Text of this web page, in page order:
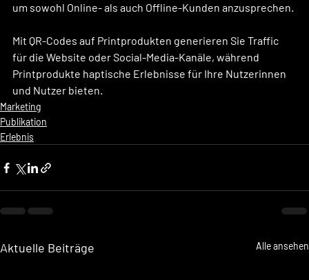
um sowohl Online- als auch Offline-Kunden anzusprechen.
Mit QR-Codes auf Printprodukten generieren Sie Traffic
für die Website oder Social-Media-Kanäle, während
Printprodukte haptische Erlebnisse für Ihre Nutzerinnen
und Nutzer bieten.
Marketing
Publikation
Erlebnis
Aktuelle Beiträge Alle ansehen